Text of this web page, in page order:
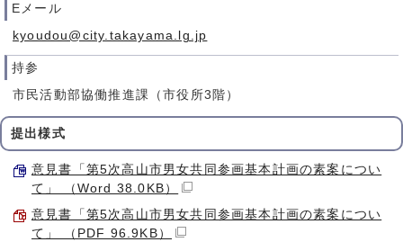
Eメール
kyoudou@city.takayama.lg.jp
持参
市民活動部協働推進課（市役所3階）
提出様式
意見書「第5次高山市男女共同参画基本計画の素案につい
て」 （Word 38.0KB）
意見書「第5次高山市男女共同参画基本計画の素案につい
て」 （PDF 96.9KB）